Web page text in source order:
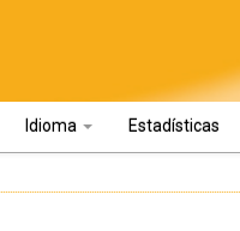
Idioma Estadísticas